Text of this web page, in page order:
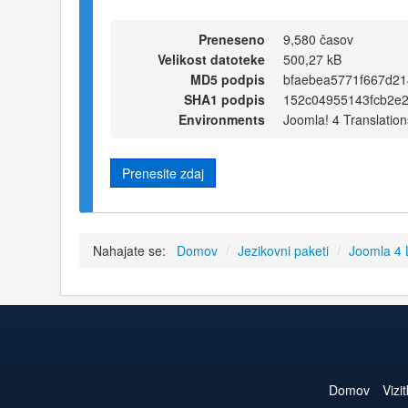
Preneseno
9,580 časov
Velikost datoteke
500,27 kB
MD5 podpis
SHA1 podpis
Environments
Joomla! 4
Prenesite zdaj
Nahajate se: Domov / Jezikovni paketi / Joomla 4
Domov